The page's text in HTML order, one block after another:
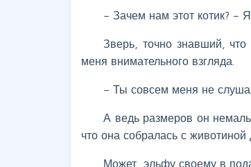
– Зачем нам этот котик? –
Зверь, точно знавший,
меня внимательного взгляда.
– Ты совсем меня не
А ведь размеров он
что она собралась с животиной
Может, эльфу своему в